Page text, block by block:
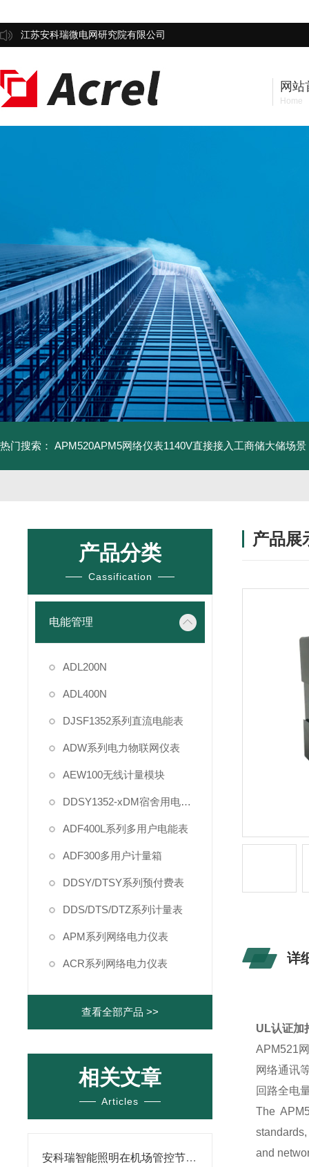
江苏安科瑞微电网研究院有限公司
网站
Home
热门搜索： APM520APM5网络仪表1140V直接接入工商储大储场景
产品分类
Cassification
电能管理
ADL200N
ADL400N
DJSF1352系列直流电能表
ADW系列电力物联网仪表
AEW100无线计量模块
DDSY1352-xDM宿舍用电管理
ADF400L系列多用户电能表
ADF300多用户计量箱
DDSY/DTSY系列预付费表
DDS/DTS/DTZ系列计量表
APM系列网络电力仪表
ACR系列网络电力仪表
查看全部产品 >>
相关文章
Articles
安科瑞智能照明在机场管控节能的应用
产品展
详
UL认证加
APM521
网络通讯
回路全电
The
and